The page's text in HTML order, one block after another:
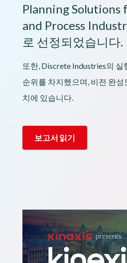
Planning Solutions
and Process
로 선정되었습니다.
또한, Discrete Industries의
순위를 차지했으며, 비전 완성
치에 있습니다.
보고서 읽기
이미지